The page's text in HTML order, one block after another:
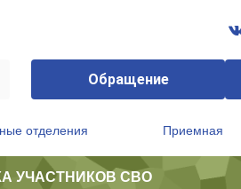
Обращение
отделения Приемная
УЧАСТНИКОВ СВО